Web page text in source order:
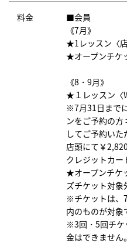
料金
■会員
《7月》
★1レッスン〈
★オープンチケ
《8・9月》
★１レッスン〈
※7月31日まで
ンをご予約の
してご予約いた
店頭にて￥
クレジットカー
★オープンチケ
ズチケット対象
※チケットは、
内のものが対象
※3回・5回チケ
金はできません。